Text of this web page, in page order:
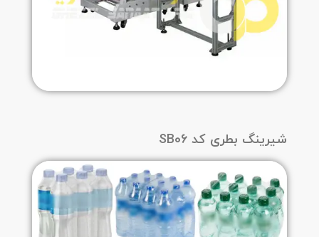
شیرینگ بطری کد SB06